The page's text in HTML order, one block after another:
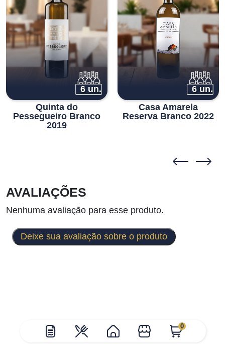
0
6 un.
Quinta do
Pessegueiro Branco
2019
6 un.
Casa Amarela
Reserva Branco 2022
AVALIAÇÕES
Nenhuma avaliação para esse produto.
Deixe sua avaliação sobre o produto